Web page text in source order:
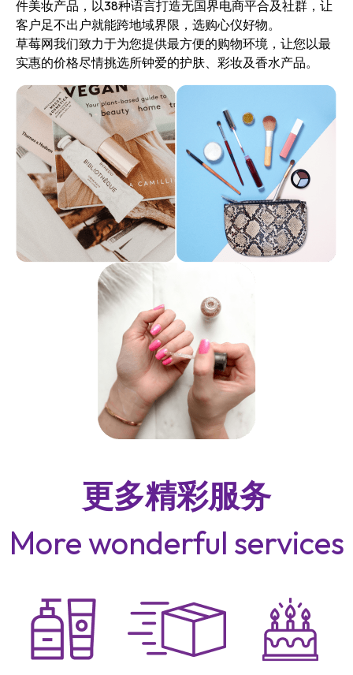
件美妆产品，以38种语言打造无国界电商平合及社群，让
客户足不出户就能跨地域界限，选购心仪好物。
草莓网我们致力于为您提供最方便的购物环境，让您以最
实惠的价格尽情挑选所钟爱的护肤、彩妆及香水产品。
更多精彩服务
More wonderful services